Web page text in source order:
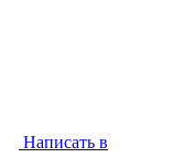
Написать в